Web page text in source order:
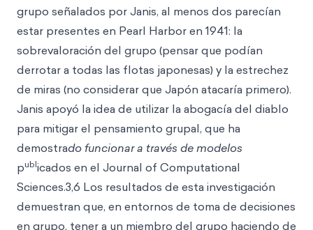
grupo señalados por Janis, al menos dos parecían
estar presentes en Pearl Harbor en 1941: la
sobrevaloración del grupo (pensar que podían
derrotar a todas las flotas japonesas) y la estrechez
de miras (no considerar que Japón atacaría primero).
Janis apoyó la idea de utilizar la abogacía del diablo
para mitigar el pensamiento grupal, que ha
demostrado funcionar a través de modelos
publicados en el Journal of Computational
Sciences.3,6 Los resultados de esta investigación
demuestran que, en entornos de toma de decisiones
en grupo, tener a un miembro del grupo haciendo de